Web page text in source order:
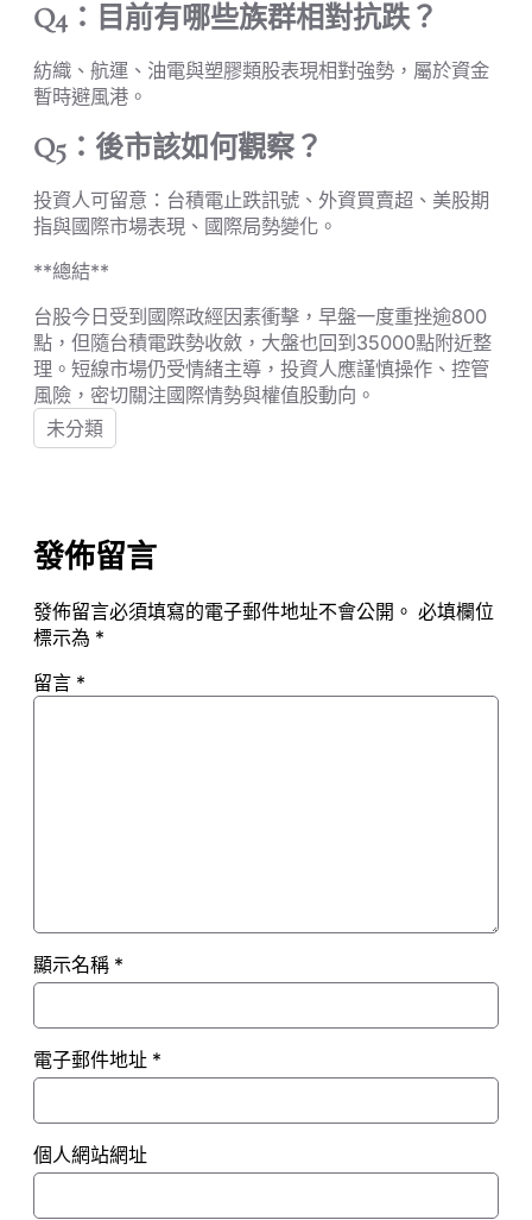
Q4：目前有哪些族群相對抗跌？
紡織、航運、油電與塑膠類股表現相對強勢，屬於資金
暫時避風港。
Q5：後市該如何觀察？
投資人可留意：台積電止跌訊號、外資買賣超、美股期
指與國際市場表現、國際局勢變化。
**總結**
台股今日受到國際政經因素衝擊，早盤一度重挫逾800
點，但隨台積電跌勢收斂，大盤也回到35000點附近整
理。短線市場仍受情緒主導，投資人應謹慎操作、控管
風險，密切關注國際情勢與權值股動向。
未分類
發佈留言
發佈留言必須填寫的電子郵件地址不會公開。 必填欄位
標示為 *
留言 *
顯示名稱 *
電子郵件地址 *
個人網站網址